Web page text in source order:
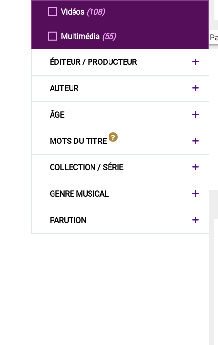
Vidéos (108)
Multimédia (55)
ÉDITEUR / PRODUCTEUR
AUTEUR
ÂGE
MOTS DU TITRE
COLLECTION / SÉRIE
GENRE MUSICAL
PARUTION